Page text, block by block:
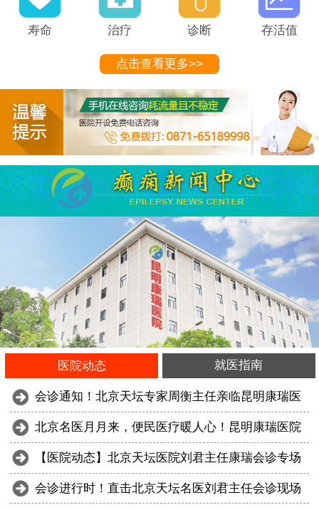
寿命 治疗 诊断 存活值
点击查看更多>>
医院动态 就医指南
会诊通知！北京天坛专家周衡主任亲临昆明康瑞医
北京名医月月来，便民医疗暖人心！昆明康瑞医院
【医院动态】北京天坛医院刘君主任康瑞会诊专场
会诊进行时！直击北京天坛名医刘君主任会诊现场